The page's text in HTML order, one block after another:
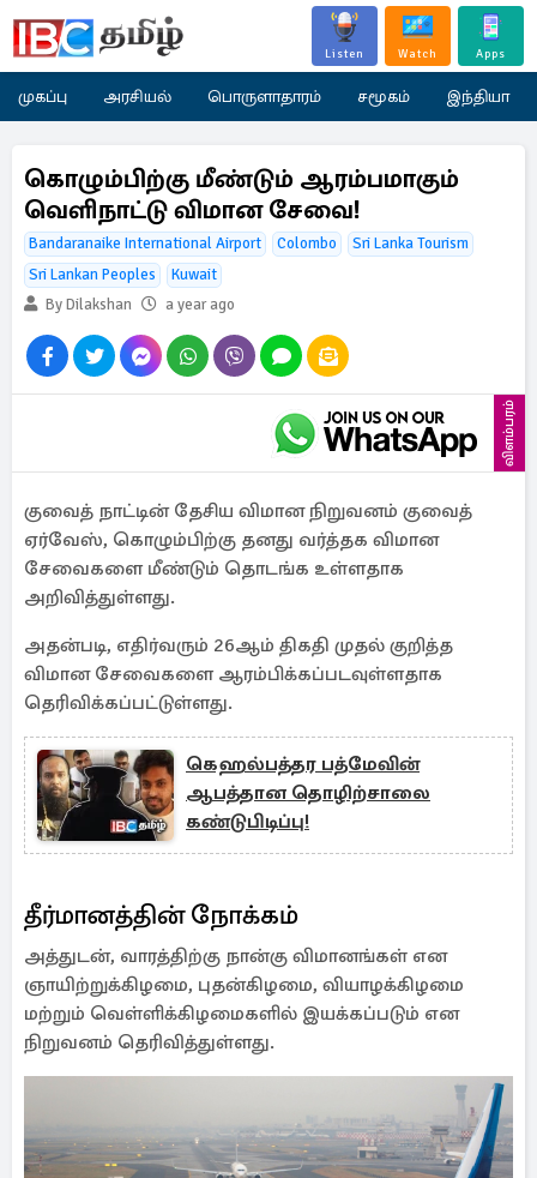
Listen Watch Apps
முகப்பு அரசியல் பொருளாதாரம் சமூகம் இந்தியா
கொழும்பிற்கு மீண்டும் ஆரம்பமாகும்
வெளிநாட்டு விமான சேவை!
Bandaranaike International Airport Colombo
Sri Lanka Tourism
Sri Lankan Peoples
Kuwait
By Dilakshan
a year ago
விளம்பரம்
குவைத் நாட்டின் தேசிய விமான நிறுவனம் குவைத்
ஏர்வேஸ், கொழும்பிற்கு தனது வர்த்தக விமான
சேவைகளை மீண்டும் தொடங்க உள்ளதாக
அறிவித்துள்ளது.
அதன்படி, எதிர்வரும் 26ஆம் திகதி முதல் குறித்த
விமான சேவைகளை ஆரம்பிக்கப்படவுள்ளதாக
தெரிவிக்கப்பட்டுள்ளது.
கெஹல்பத்தர பத்மேவின்
ஆபத்தான தொழிற்சாலை
கண்டுபிடிப்பு!
தீர்மானத்தின் நோக்கம்
அத்துடன், வாரத்திற்கு நான்கு விமானங்கள் என
ஞாயிற்றுக்கிழமை, புதன்கிழமை, வியாழக்கிழமை
மற்றும் வெள்ளிக்கிழமைகளில் இயக்கப்படும் என
நிறுவனம் தெரிவித்துள்ளது.